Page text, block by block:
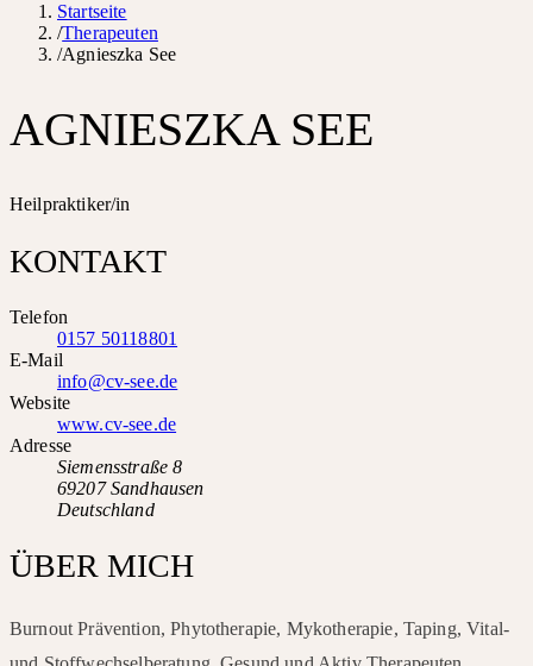
Startseite
/Therapeuten
/Agnieszka See
AGNIESZKA SEE
Heilpraktiker/in
KONTAKT
Telefon
0157 50118801
E-Mail
info@cv-see.de
Website
www.cv-see.de
Adresse
Siemensstraße 8
69207 Sandhausen
Deutschland
ÜBER MICH
Burnout Prävention, Phytotherapie, Mykotherapie, Taping, Vital-